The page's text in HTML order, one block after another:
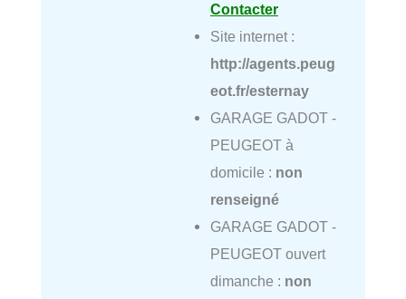
Contacter
Site internet :
http://agents.peug
eot.fr/esternay
GARAGE GADOT -
PEUGEOT à
domicile : non
renseigné
GARAGE GADOT -
PEUGEOT ouvert
dimanche : non